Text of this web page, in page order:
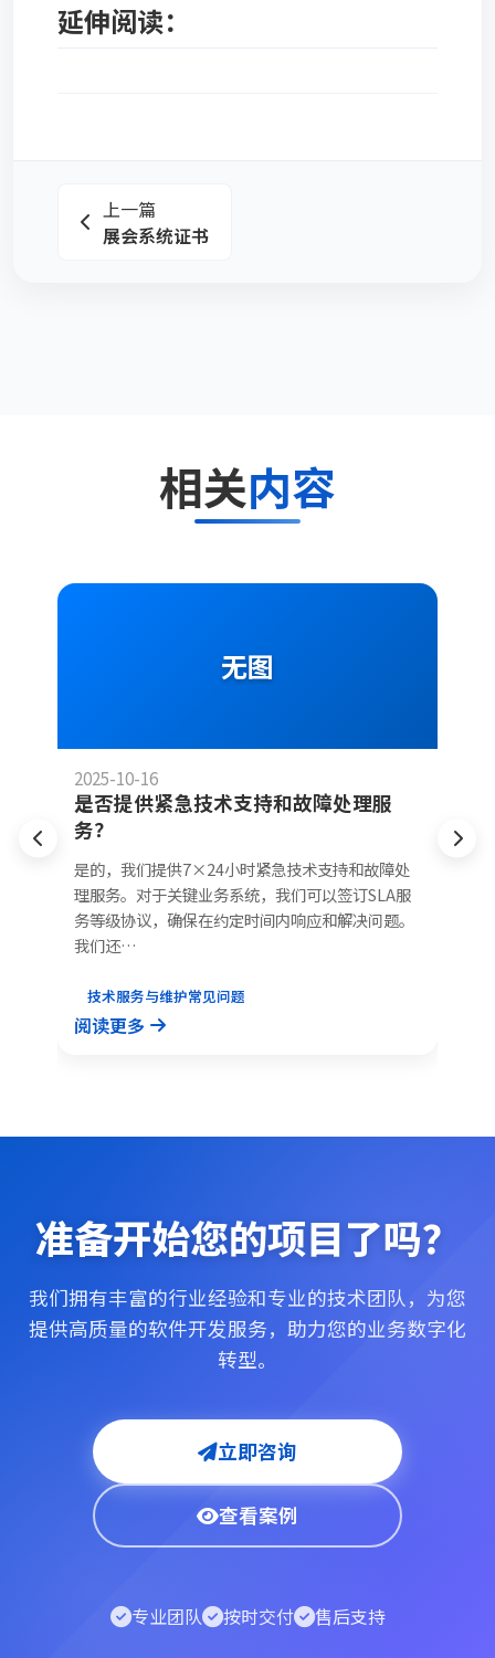
延伸阅读：
上一篇
展会系统证书
相关内容
无图
2025-10-16
是否提供紧急技术支持和故障处理服
务？
是的，我们提供7×24小时紧急技术支持和故障处
理服务。对于关键业务系统，我们可以签订SLA服
务等级协议，确保在约定时间内响应和解决问题。
我们还…
技术服务与维护常见问题
阅读更多
准备开始您的项目了吗？
我们拥有丰富的行业经验和专业的技术团队，为您
提供高质量的软件开发服务，助力您的业务数字化
转型。
立即咨询
查看案例
专业团队 按时交付 售后支持